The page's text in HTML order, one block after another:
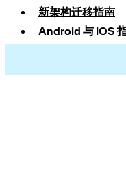
新架构迁移指南
Android 与 iOS